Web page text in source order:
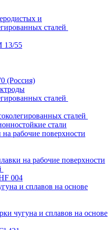
и
сталей
55
(Россия)
сталей
сталей
стали
рабочие поверхности
на рабочие поверхности
004
и сплавов на основе
чугуна и сплавов на основе